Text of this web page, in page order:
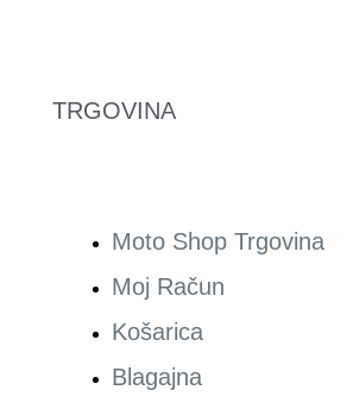
TRGOVINA
Moto Shop Trgovina
Moj Račun
Košarica
Blagajna